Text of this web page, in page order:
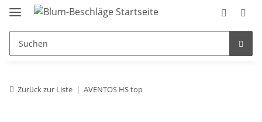
Zurück zur Liste AVENTOS HS top